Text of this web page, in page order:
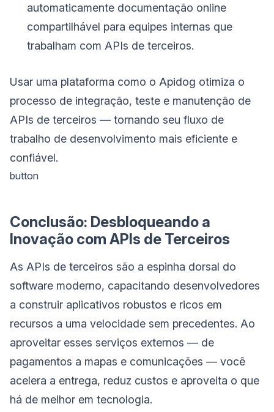
automaticamente documentação online
compartilhável para equipes internas que
trabalham com APIs de terceiros.
Usar uma plataforma como o Apidog otimiza o
processo de integração, teste e manutenção de
APIs de terceiros — tornando seu fluxo de
trabalho de desenvolvimento mais eficiente e
confiável.
button
Conclusão: Desbloqueando a
Inovação com APIs de Terceiros
As APIs de terceiros são a espinha dorsal do
software moderno, capacitando desenvolvedores
a construir aplicativos robustos e ricos em
recursos a uma velocidade sem precedentes. Ao
aproveitar esses serviços externos — de
pagamentos a mapas e comunicações — você
acelera a entrega, reduz custos e aproveita o que
há de melhor em tecnologia.